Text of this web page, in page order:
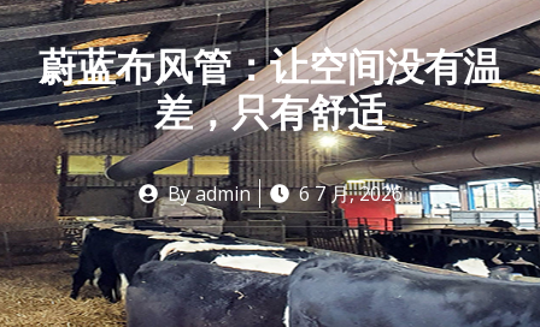
蔚蓝布风管：让空间没有温
差，只有舒适
Byadmin 6 7 月, 2026